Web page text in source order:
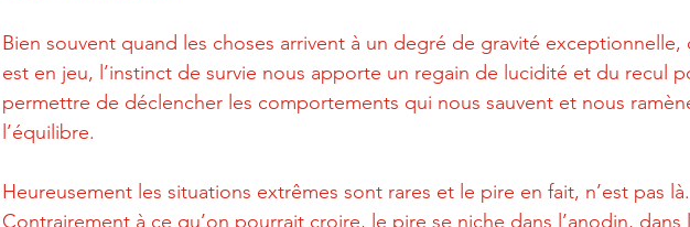
Bien souvent quand les choses arrivent à un degré de gravité exceptionnelle,
est en jeu, l’instinct de survie nous apporte un regain de lucidité et du recul
permettre de déclencher les comportements qui nous sauvent et nous
l’équilibre.
Heureusement les situations extrêmes sont rares et le pire en fait, n’est pas là.
Contrairement à ce qu’on pourrait croire, le pire se niche dans l’anodin, dans